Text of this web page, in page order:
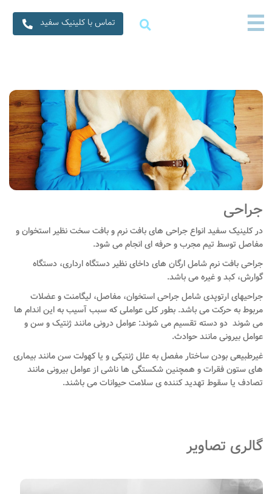
تماس با کلینیک سفید ☰
×
خانه
سفیدنامه
درباره ما
تماس با ما
جراحی
در کلینیک سفید انواع جراحی های بافت نرم و بافت سخت نظیر استخوان و
مفاصل توسط تیم مجرب و حرفه ای انجام می شود.
جراحی بافت نرم شامل ارگان های داخای نظیر دستگاه ارداری، دستگاه
گوارش، کبد و غیره می باشد.
جراحیهای ارتوپدی شامل جراحی استخوان، مفاصل، لیگامنت و عضلات
مربوط به حرکت می باشد. بطور کلی عواملی که سبب آسیب به این اندام ها
می شوند دو دسته تقسیم می شوند: عوامل درونی مانند ژنتیک و سن و
عوامل بیرونی مانند حوادث.
غیرطبیعی بودن ساختار مفصل به علل ژنتیکی و یا کهولت سن مانند بیماری
های ستون فقرات و همچنین شکستگی ها ناشی از عوامل بیرونی مانند
تصادف یا سقوط تهدید کننده ی سلامت حیوانات می باشند.
گالری تصاویر
☰